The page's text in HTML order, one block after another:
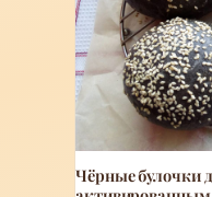
Чёрные булочки